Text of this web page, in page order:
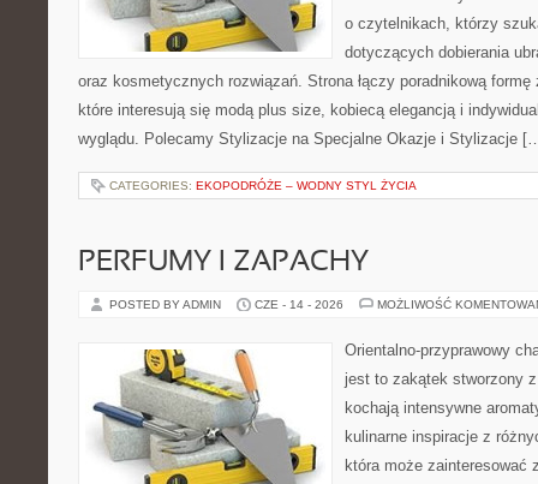
o czytelnikach, którzy
dotyczących dobierania
oraz kosmetycznych rozwiązań. Strona łączy poradnikową
które interesują się modą plus size, kobiecą elegancją i
wyglądu. Polecamy Stylizacje na Specjalne Okazje i Stylizacje
CATEGORIES: EKOPODRÓŻE – WODNY STYL ŻYCIA
PERFUMY I ZAPACHY
POSTED BY ADMIN CZE - 14 - 2026 MOŻLIWOŚĆ
Orientalno-przyprawowy
jest to zakątek stworzony
kochają intensywne
kulinarne inspiracje z
która może zainteresować